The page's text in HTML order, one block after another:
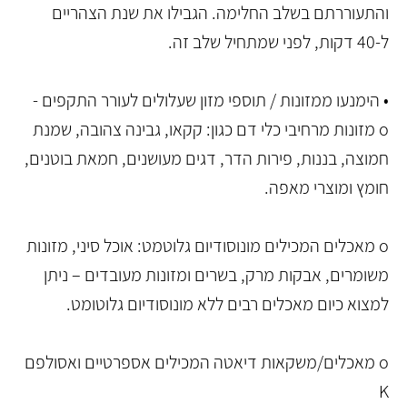
והתעוררתם בשלב החלימה. הגבילו את שנת הצהריים
ל-40 דקות, לפני שמתחיל שלב זה.
• הימנעו ממזונות / תוספי מזון שעלולים לעורר התקפים -
o מזונות מרחיבי כלי דם כגון: קקאו, גבינה צהובה, שמנת
חמוצה, בננות, פירות הדר, דגים מעושנים, חמאת בוטנים,
חומץ ומוצרי מאפה.
o מאכלים המכילים מונוסודיום גלוטמט: אוכל סיני, מזונות
משומרים, אבקות מרק, בשרים ומזונות מעובדים – ניתן
למצוא כיום מאכלים רבים ללא מונוסודיום גלוטומט.
o מאכלים/משקאות דיאטה המכילים אספרטיים ואסולפם
K